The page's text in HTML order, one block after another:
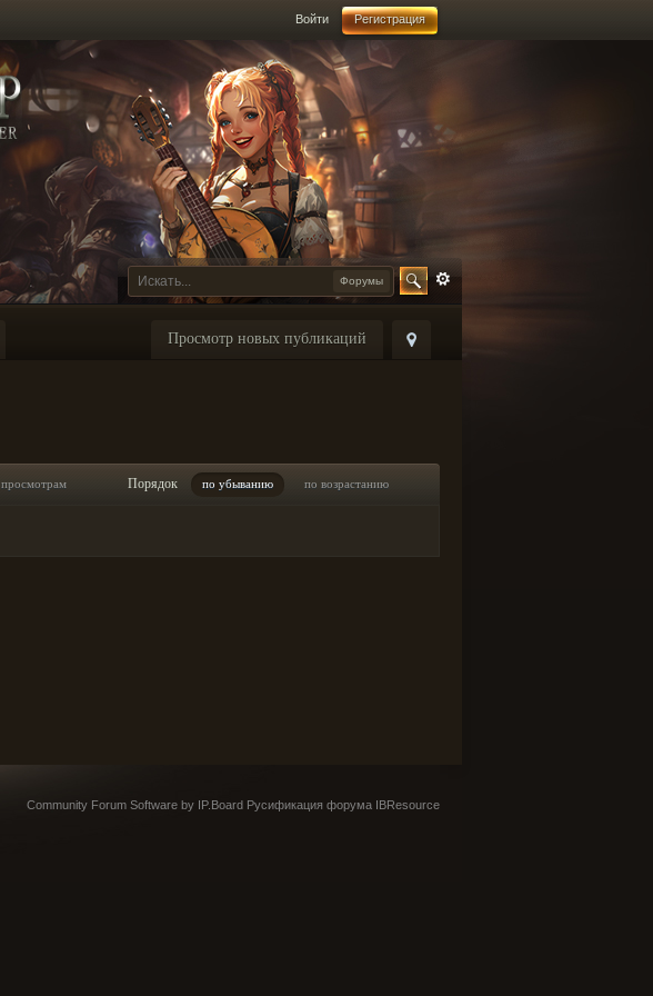
Войти Регистрация
Форумы
Просмотр новых публикаций
просмотрам Порядок по убыванию по возрастанию
Community Forum Software by IP.Board Русификация форума IBResource